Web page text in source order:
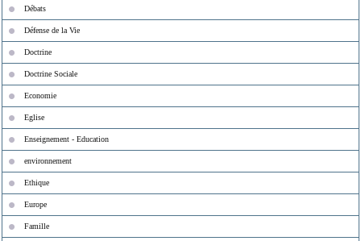
Débats
Défense de la Vie
Doctrine
Doctrine Sociale
Economie
Eglise
Enseignement - Education
environnement
Ethique
Europe
Famille